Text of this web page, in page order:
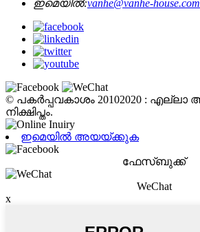
ഇമെയിൽ:vanhe@vanhe-house.com
© പകർപ്പവകാശം 20102020 :
നിക്ഷിപ്തം.
ഇമെയിൽ അയയ്ക്കുക
ഫേസ്ബുക്ക്
WeChat
x